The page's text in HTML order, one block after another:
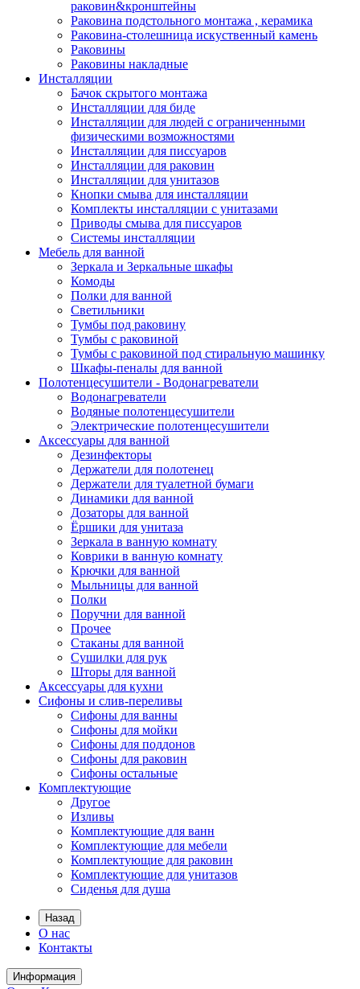
раковин&кронштейны
Раковина подстольного монтажа , керамика
Раковина-столешница искуственный камень
Раковины
Раковины накладные
Инсталляции
Бачок скрытого монтажа
Инсталляции для биде
Инсталляции для людей с ограниченными
физическими возможностями
Инсталляции для писсуаров
Инсталляции для раковин
Инсталляции для унитазов
Кнопки смыва для инсталляции
Комплекты инсталляции с унитазами
Приводы смыва для писсуаров
Системы инсталляции
Мебель для ванной
Зеркала и Зеркальные шкафы
Комоды
Полки для ванной
Светильники
Тумбы под раковину
Тумбы с раковиной
Тумбы с раковиной под стиральную машинку
Шкафы-пеналы для ванной
Полотенцесушители - Водонагреватели
Водонагреватели
Водяные полотенцесушители
Электрические полотенцесушители
Аксессуары для ванной
Дезинфекторы
Держатели для полотенец
Держатели для туалетной бумаги
Динамики для ванной
Дозаторы для ванной
Ёршики для унитаза
Зеркала в ванную комнату
Коврики в ванную комнату
Крючки для ванной
Мыльницы для ванной
Полки
Поручни для ванной
Прочее
Стаканы для ванной
Сушилки для рук
Шторы для ванной
Аксессуары для кухни
Сифоны и слив-переливы
Сифоны для ванны
Сифоны для мойки
Сифоны для поддонов
Сифоны для раковин
Сифоны остальные
Комплектующие
Другое
Изливы
Комплектующие для ванн
Комплектующие для мебели
Комплектующие для раковин
Комплектующие для унитазов
Сиденья для душа
Назад
О нас
Контакты
Информация